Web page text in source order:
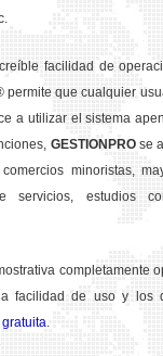
facilidad de
que cualquier
a utilizar el sistema
GESTION PROse
minoristas,
servicios, estudios
completamente
facilidad de uso y los
.